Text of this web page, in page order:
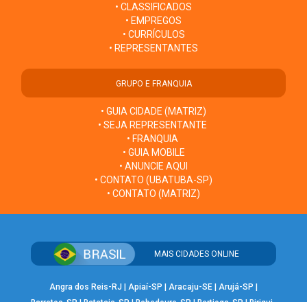
• CLASSIFICADOS
• EMPREGOS
• CURRÍCULOS
• REPRESENTANTES
GRUPO E FRANQUIA
• GUIA CIDADE (MATRIZ)
• SEJA REPRESENTANTE
• FRANQUIA
• GUIA MOBILE
• ANUNCIE AQUI
• CONTATO (UBATUBA-SP)
• CONTATO (MATRIZ)
MAIS CIDADES ONLINE
Angra dos Reis-RJ | Apiaí-SP | Aracaju-SE| Arujá-SP |